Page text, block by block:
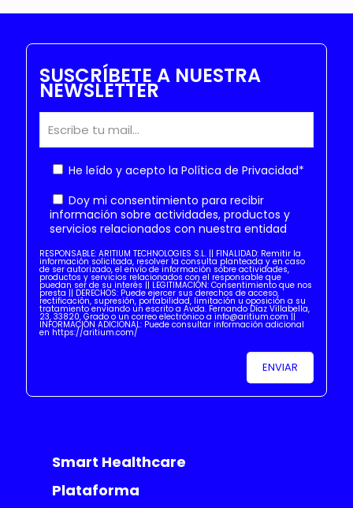
SUSCRÍBETE A NUESTRA
NEWSLETTER
He leído y acepto la Política de Privacidad*
Doy mi consentimiento para recibir
información sobre actividades, productos y
servicios relacionados con nuestra entidad
RESPONSABLE: ARITIUM TECHNOLOGIES S.L. || FINALIDAD: Remitir la
información solicitada, resolver la consulta planteada y en caso
de ser autorizado, el envío de información sobre actividades,
productos y servicios relacionados con el responsable que
puedan ser de su interés || LEGITIMACIÓN: Consentimiento que nos
presta || DERECHOS: Puede ejercer sus derechos de acceso,
rectificación, supresión, portabilidad, limitación u oposición a su
tratamiento enviando un escrito a Avda. Fernando Díaz Villabella,
23, 33820, Grado o un correo electrónico a info@aritium.com ||
INFORMACIÓN ADICIONAL: Puede consultar información adicional
en https://aritium.com/
Smart Healthcare
Plataforma